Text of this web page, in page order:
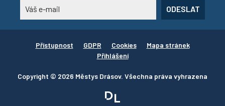
ODESLAT
Copyright © 2026 Městys Drásov. Všechna práva vyhrazena
Přístupnost GDPR Cookies
Mapa stránek
Přihlášení